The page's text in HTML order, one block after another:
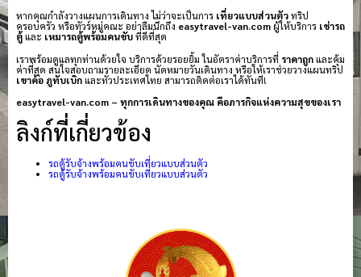
หากคุณกำลังวางแผนการเดินทาง ไม่ว่าจะเป็นการ เที่ยวแบบส่วนตัวทริป
ครอบครัว หรือทัวร์หมู่คณะ อย่าลืมนึกถึง easytravel-van.comผู้ให้บริการ เช่ารถ
ตู้และ เหมารถตู้พร้อมคนขับที่ดีที่สุด
เราพร้อมดูแลทุกท่านด้วยใจ บริการด้วยรอยยิ้ม ในอัตราค่าบริการที่ ราคาถูกและคุ้ม
ค่าที่สุด สนใจสอบถามรายละเอียด นัดหมายวันเดินทาง หรือให้เราช่วยวางแผนทริป
เขาค้อภูทับเบิกและทั่วประเทศไทย สามารถติดต่อเราได้ทันที!
easytravel-van.com – ทุกการเดินทางของคุณ คือภารกิจแห่งความสุขของเรา
ลิงก์ที่เกี่ยวข้อง
รถตู้รับจ้างพร้อมคนขับเที่ยวแบบส่วนตัว
รถตู้รับจ้างพร้อมคนขับเที่ยวแบบส่วนตัว